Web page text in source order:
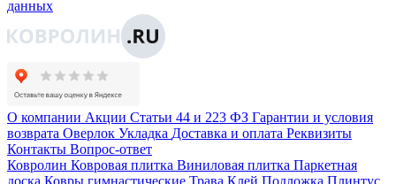
данных
О компании Акции Статьи 44 и 223 ФЗ Гарантии и условия
возврата Оверлок Укладка Доставка и оплата Реквизиты
Контакты Вопрос-ответ
Ковролин Ковровая плитка Виниловая плитка Паркетная
доска Ковры гимнастические Трава Клей Подложка Плинтус